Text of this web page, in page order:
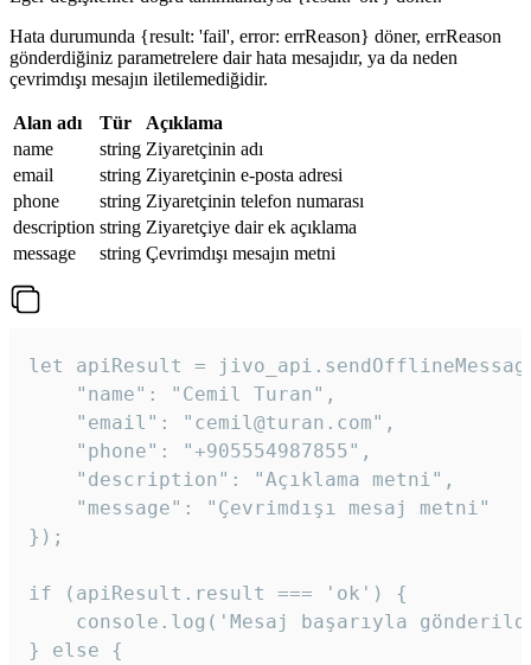
Hata durumunda {result: 'fail', error: errReason} döner, errReason
gönderdiğiniz parametrelere dair hata mesajıdır, ya da neden
çevrimdışı mesajın iletilemediğidir.
Alan adı Tür
Açıklama
name
string Ziyaretçinin adı
email
string Ziyaretçinin e-posta adresi
phone
string Ziyaretçinin telefon numarası
description string Ziyaretçiye dair ek açıklama
message
string Çevrimdışı mesajın metni
let apiResult =
    "name": "Cemil Turan",
    "email": "cemil@turan.com",
    "phone": "+905554987855",
    "description": "Açıklama metni",
    "message": "Çevrimdışı mesaj metni"
});
if (apiResult.result === 'ok') {
console.log('Mesaj başarıyla
} else {